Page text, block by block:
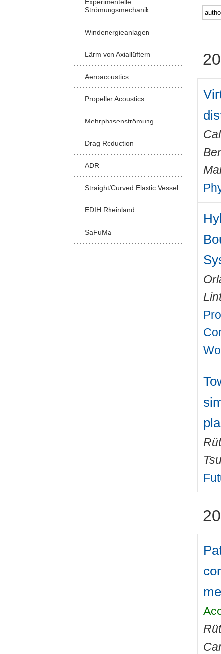
Experimentelle
Strömungsmechanik
Windenergieanlagen
Lärm von Axiallüftern
Aeroacoustics
Propeller Acoustics
Mehrphasenströmung
Drag Reduction
ADR
Straight/Curved Elastic Vessel
EDIH Rheinland
SaFuMa